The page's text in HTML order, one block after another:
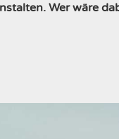
Wer wäre